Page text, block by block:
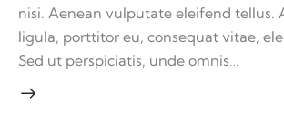
nisi. Aenean vulputate eleifend tellus.
ligula, porttitor eu, consequat vitae,
Sed ut perspiciatis, unde omnis…